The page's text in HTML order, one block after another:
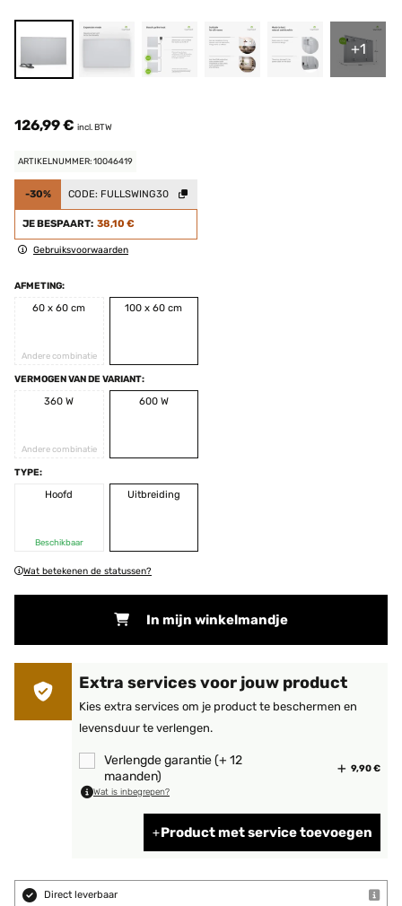
+1
126,99 € incl. BTW
ARTIKELNUMMER: 10046419
-30% CODE: FULLSWING30
JE BESPAART: 38,10 €
Gebruiksvoorwaarden
AFMETING:
60 x 60 cm
Andere combinatie
100 x 60 cm
VERMOGEN VAN DE VARIANT:
360 W
Andere combinatie
600 W
TYPE:
Hoofd
Beschikbaar
Uitbreiding
Wat betekenen de statussen?
In mijn winkelmandje
Extra services voor jouw product
Kies extra services om je product te beschermen en
levensduur te verlengen.
Verlengde garantie (+ 12
maanden)
9,90 €
Wat is inbegrepen?
Product met service toevoegen
Direct leverbaar